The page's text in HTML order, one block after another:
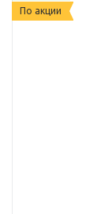
По акции